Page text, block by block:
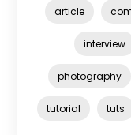
article
interview
photography
tutorial tuts